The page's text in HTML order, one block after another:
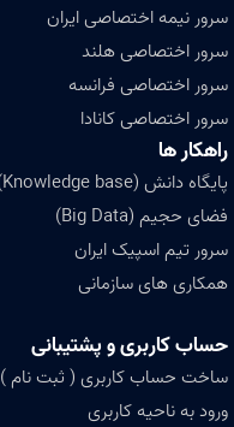
سرور نیمه اختصاصی ایران
سرور اختصاصی هلند
سرور اختصاصی فرانسه
سرور اختصاصی کانادا
راهکار ها
پایگاه دانش (Knowledge base)
فضای حجیم (Big Data)
سرور تیم اسپیک ایران
همکاری های سازمانی
حساب کاربری و پشتیبانی
ساخت حساب کاربری ( ثبت نام )
ورود به ناحیه کاربری